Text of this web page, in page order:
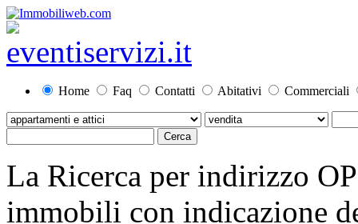
Home Faq Contatti Abitativi Commerciali
La Ricerca per indirizzo
immobili con indicazione